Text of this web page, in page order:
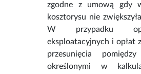
zgodne z umową gdy
kosztorysu nie
W przypadku
eksploatacyjnych i opłat
przesunięcia
określonymi w